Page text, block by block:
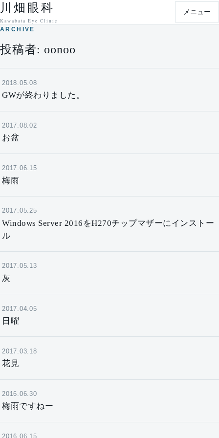
本文へ移動
川畑眼科
Kawabata Eye Clinic
メニュー
ARCHIVE
投稿者: oonoo
2018.05.08
GWが終わりました。
2017.08.02
お盆
2017.06.15
梅雨
2017.05.25
Windows Server 2016をH270チップマザーにインストー
ル
2017.05.13
灰
2017.04.05
日曜
2017.03.18
花見
2016.06.30
梅雨ですねー
2016.06.15